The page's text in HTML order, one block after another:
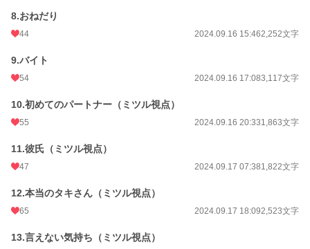
8.おねだり
44 2024.09.16 15:462,252文字
9.バイト
54 2024.09.16 17:083,117文字
10.初めてのパートナー（ミツル視点）
55 2024.09.16 20:331,863文字
11.彼氏（ミツル視点）
47 2024.09.17 07:381,822文字
12.本当のタキさん（ミツル視点）
65 2024.09.17 18:092,523文字
13.言えない気持ち（ミツル視点）